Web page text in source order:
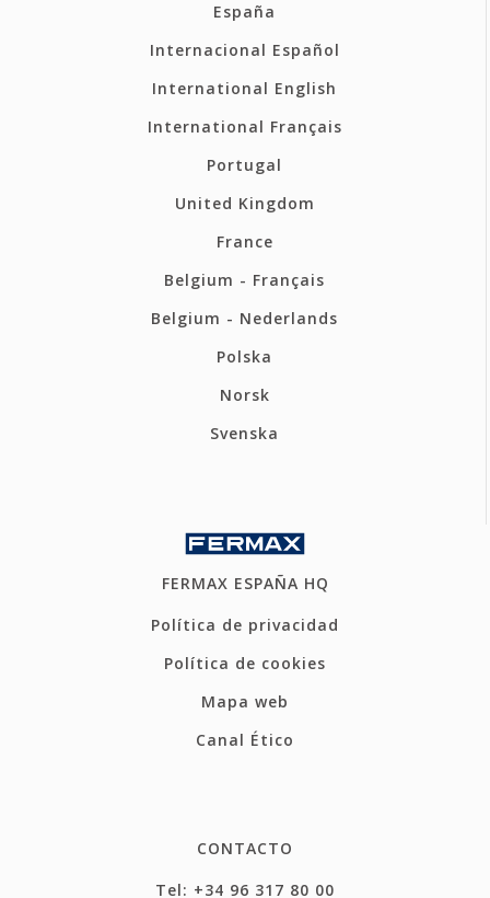
España
Internacional Español
International English
International Français
Portugal
United Kingdom
France
Belgium - Français
Belgium - Nederlands
Polska
Norsk
Svenska
FERMAX ESPAÑA HQ
Política de privacidad
Política de cookies
Mapa web
Canal Ético
CONTACTO
Tel: +34 96 317 80 00